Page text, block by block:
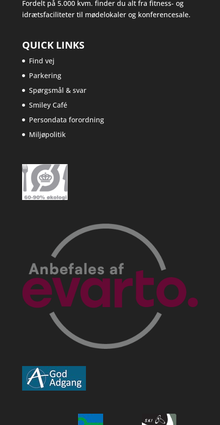
Fordelt på 5.000 kvm. finder du alt fra fitness- og
idrætsfaciliteter til mødelokaler og konferencesale.
QUICK LINKS
Find vej
Parkering
Spørgsmål & svar
Smiley Café
Persondata forordning
Miljøpolitik